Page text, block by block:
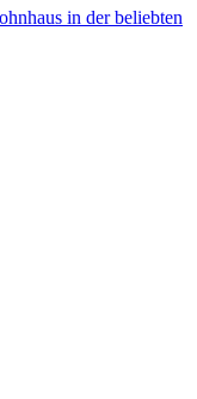
in der beliebten